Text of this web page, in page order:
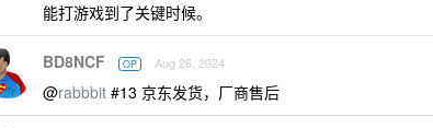
能打游戏到了关键时候。
BD8NCF OP Aug 26, 2024
@rabbbit #13 京东发货，厂商售后